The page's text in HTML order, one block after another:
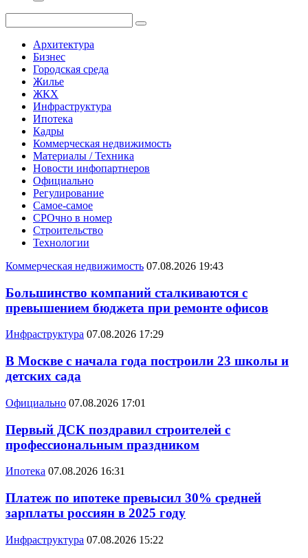
Архитектура
Бизнес
Городская среда
Жилье
ЖКХ
Инфраструктура
Ипотека
Кадры
Коммерческая недвижимость
Материалы / Техника
Новости инфопартнеров
Официально
Регулирование
Самое-самое
СРОчно в номер
Строительство
Технологии
Коммерческая недвижимость 07.08.2026 19:43
Большинство компаний сталкиваются с
превышением бюджета при ремонте офисов
Инфраструктура 07.08.2026 17:29
В Москве с начала года построили 23 школы и
детских сада
Официально 07.08.2026 17:01
Первый ДСК поздравил строителей с
профессиональным праздником
Ипотека 07.08.2026 16:31
Платеж по ипотеке превысил 30% средней
зарплаты россиян в 2025 году
Инфраструктура 07.08.2026 15:22